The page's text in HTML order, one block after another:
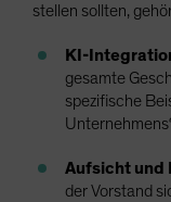
stellen sollten,
KI-
gesamte
spezifische
Aufsicht und
der Vorstand